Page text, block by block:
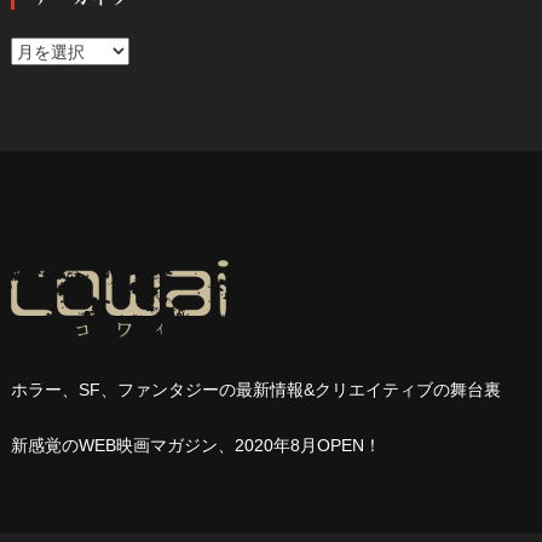
ア
ホラー、SF、ファンタジーの最新情報&クリエイティブの舞台裏
新感覚のWEB映画マガジン、2020年8月OPEN ！